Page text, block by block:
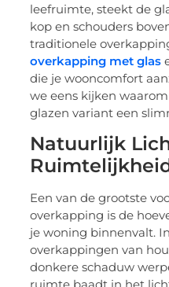
leefruimte, steekt de
kop en schouders
traditionele
overkapping met glas
die je wooncomfort
we eens kijken
glazen variant een
Natuurlijk
Een van de grootste
overkapping is de
je woning binnenvalt.
overkappingen van
donkere schaduw